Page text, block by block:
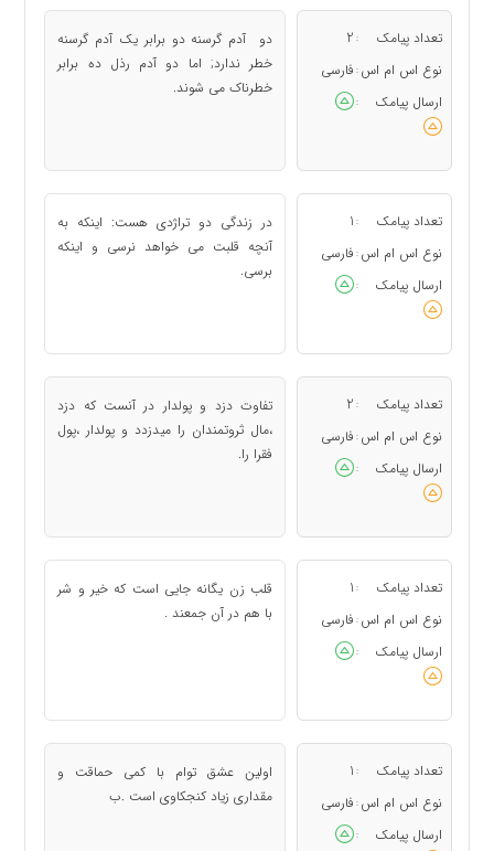
تعداد پیامک :
2
نوع اس ام اس : فارسی
ارسال پیامک
:
دو آدم گرسنه دو برابر یک آدم گرسنه
خطر ندارد; اما دو آدم رذل ده برابر
خطرناک می شوند.
تعداد پیامک :
1
نوع اس ام اس : فارسی
ارسال پیامک
:
در زندگی دو تراژدی هست: اینکه به
آنچه قلبت می خواهد نرسی و اینکه
برسی.
تعداد پیامک :
2
نوع اس ام اس : فارسی
ارسال پیامک
:
تفاوت دزد و پولدار در آنست که دزد
،مال ثروتمندان را میدزدد و پولدار ،پول
فقرا را.
تعداد پیامک :
1
نوع اس ام اس : فارسی
ارسال پیامک
:
قلب زن یگانه جایی است که خیر و شر
با هم در آن جمعند .
تعداد پیامک :
1
نوع اس ام اس : فارسی
ارسال پیامک
:
اولین عشق توام با کمی حماقت و
مقداری زیاد کنجکاوی است .ب